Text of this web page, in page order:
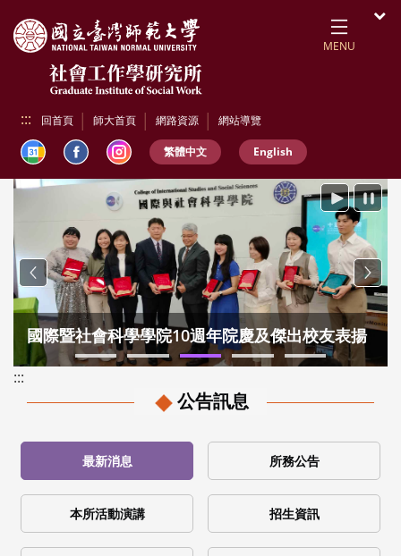
MENU
::: 回首頁 師大首頁 網路資源 網站導覽
繁體中文 English
播放
國際暨社會科學學院10週年院慶及傑出校友表揚
Previous Next
:::
公告訊息
最新消息 所務公告
本所活動演講 招生資訊